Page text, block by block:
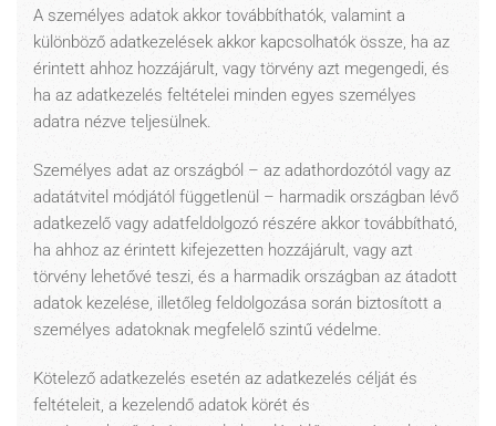
A személyes adatok akkor továbbíthatók, valamint a
különböző adatkezelések akkor kapcsolhatók össze, ha az
érintett ahhoz hozzájárult, vagy törvény azt megengedi, és
ha az adatkezelés feltételei minden egyes személyes
adatra nézve teljesülnek.
Személyes adat az országból – az adathordozótól vagy az
adatátvitel módjától függetlenül – harmadik országban lévő
adatkezelő vagy adatfeldolgozó részére akkor továbbítható,
ha ahhoz az érintett kifejezetten hozzájárult, vagy azt
törvény lehetővé teszi, és a harmadik országban az átadott
adatok kezelése, illetőleg feldolgozása során biztosított a
személyes adatoknak megfelelő szintű védelme.
Kötelező adatkezelés esetén az adatkezelés célját és
feltételeit, a kezelendő adatok körét és